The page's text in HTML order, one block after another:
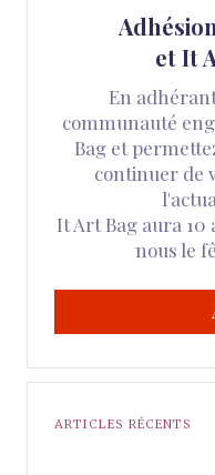
et It
En
communauté
Bag et
continuer de
It Art Bag aura 10
nous le
ARTICLES RÉCENTS